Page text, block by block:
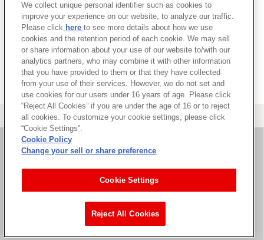
VIEW MORE
＜ カタログサイト トップページへ
お問い合わせ
サイト利用について
©Bandai Namco Music Live Inc.
We collect unique personal identifier such as cookies to
improve your experience on our website, to analyze our traffic.
Please click hereto see more details about how we use
cookies and the retention period of each cookie. We may sell
or share information about your use of our website to/with our
analytics partners, who may combine it with other information
that you have provided to them or that they have collected
from your use of their services. However, we do not set and
use cookies for our users under 16 years of age. Please click
“Reject All Cookies” if you are under the age of 16 or to reject
all cookies. To customize your cookie settings, please click
“Cookie Settings”.
Cookie Policy
Change your sell or share preference
Cookie Settings
Reject All Cookies